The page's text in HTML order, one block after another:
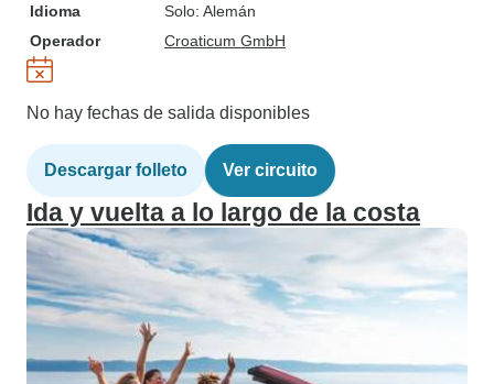
Idioma
Solo: Alemán
Operador
Croaticum GmbH
No hay fechas de salida disponibles
Descargar folleto Ver circuito
Ida y vuelta a lo largo de la costa